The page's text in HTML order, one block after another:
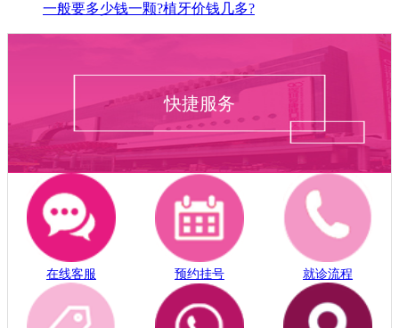
一般要多少钱一颗?植牙价钱几多?
快捷服务
在线客服 预约挂号 就诊流程